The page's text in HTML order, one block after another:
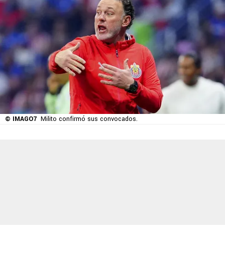
© IMAGO7 Milito confirmó sus convocados.